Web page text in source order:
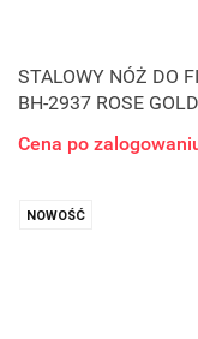
STALOWY NÓŻ DO
BH-2937 ROSE GOLD
Cena po
NOWOŚĆ